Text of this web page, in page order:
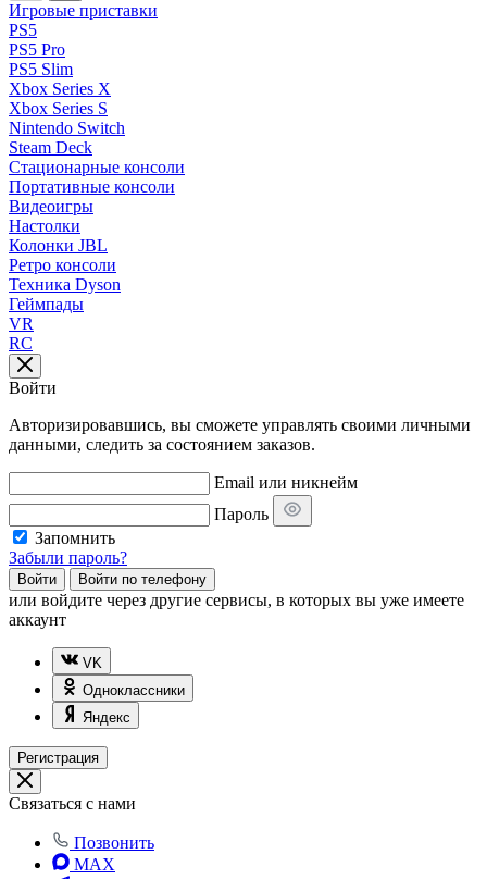
Игровые приставки
PS5
PS5 Pro
PS5 Slim
Xbox Series X
Xbox Series S
Nintendo Switch
Steam Deck
Стационарные консоли
Портативные консоли
Видеоигры
Настолки
Колонки JBL
Ретро консоли
Техника Dyson
Геймпады
VR
RC
Войти
Авторизировавшись, вы сможете управлять своими личными
данными, следить за состоянием заказов.
Email или никнейм
Пароль
Запомнить
Забыли пароль?
Войти Войти по телефону
или войдите через другие сервисы, в которых вы уже имеете
аккаунт
VK
Одноклассники
Яндекс
Регистрация
Связаться с нами
Позвонить
MAX